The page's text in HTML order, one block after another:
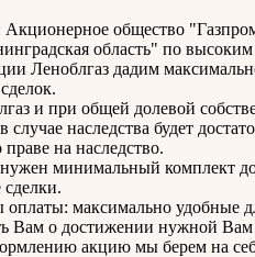
общество
область" по
Леноблгаз дадим
и при общей долевой
наследства будет
праве на наследство.
минимальный комплект
оплаты: максимально удобные
Вам о достижении нужной
акцию мы берем на